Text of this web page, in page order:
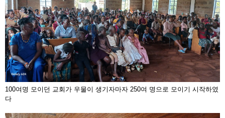
100여명 모이던 교회가 우물이 생기자마자 250여 명으로 모이기 시작하였
다